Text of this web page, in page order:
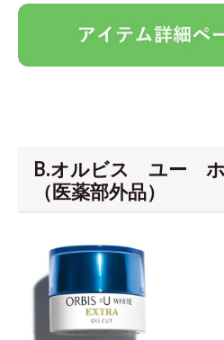
B.オルビス ユー ホ
（医薬部外品）